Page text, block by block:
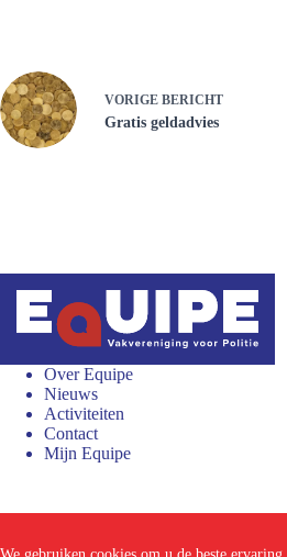
VORIGE BERICHT
Gratis geldadvies
Over Equipe
Nieuws
Activiteiten
Contact
Mijn Equipe
Proclaimer